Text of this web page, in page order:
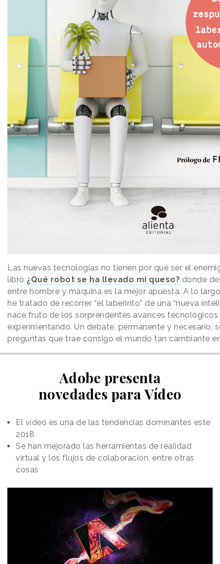
Las nuevas tecnologías no tienen por qué ser el
libro ¿Qué robot se ha llevado mi queso? donde
entre hombre y máquina es la mejor apuesta. A lo
he tratado de recorrer “el laberinto” de una “nueva
nace fruto de los sorprendentes avances
experimentando. Un debate, permanente y necesario,
preguntas que trae consigo el mundo tan cambiante
Adobe presenta
novedades para Vídeo
El vídeo es una de las tendencias dominantes este
2018
Se han mejorado las herramientas de realidad
virtual y los flujos de colaboración, entre otras
cosas